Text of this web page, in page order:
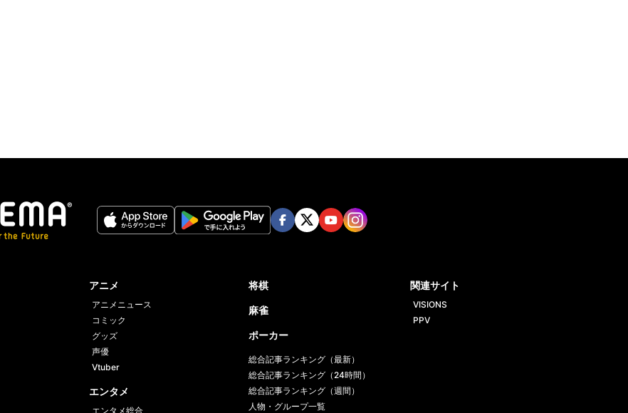
アニメ
アニメニュース
コミック
グッズ
声優
Vtuber
エンタメ
エンタメ総合
将棋
麻雀
ポーカー
総合記事ランキング（最新）
総合記事ランキング（24時間）
総合記事ランキング（週間）
人物・グループ一覧
関連サイト
VISIONS
PPV